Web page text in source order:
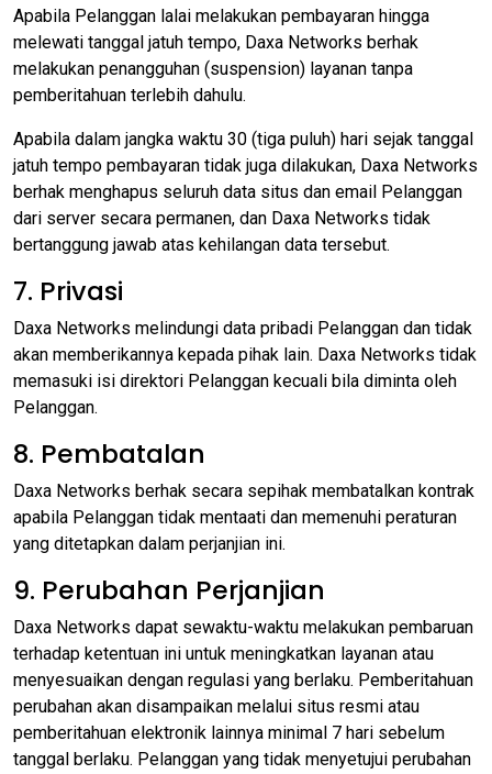
Apabila Pelanggan lalai melakukan pembayaran hingga
melewati tanggal jatuh tempo, Daxa Networks berhak
melakukan penangguhan (suspension) layanan tanpa
pemberitahuan terlebih dahulu.
Apabila dalam jangka waktu 30 (tiga puluh) hari sejak tanggal
jatuh tempo pembayaran tidak juga dilakukan, Daxa Networks
berhak menghapus seluruh data situs dan email Pelanggan
dari server secara permanen, dan Daxa Networks tidak
bertanggung jawab atas kehilangan data tersebut.
7. Privasi
Daxa Networks melindungi data pribadi Pelanggan dan tidak
akan memberikannya kepada pihak lain. Daxa Networks tidak
memasuki isi direktori Pelanggan kecuali bila diminta oleh
Pelanggan.
8. Pembatalan
Daxa Networks berhak secara sepihak membatalkan kontrak
apabila Pelanggan tidak mentaati dan memenuhi peraturan
yang ditetapkan dalam perjanjian ini.
9. Perubahan Perjanjian
Daxa Networks dapat sewaktu-waktu melakukan pembaruan
terhadap ketentuan ini untuk meningkatkan layanan atau
menyesuaikan dengan regulasi yang berlaku. Pemberitahuan
perubahan akan disampaikan melalui situs resmi atau
pemberitahuan elektronik lainnya minimal 7 hari sebelum
tanggal berlaku. Pelanggan yang tidak menyetujui perubahan